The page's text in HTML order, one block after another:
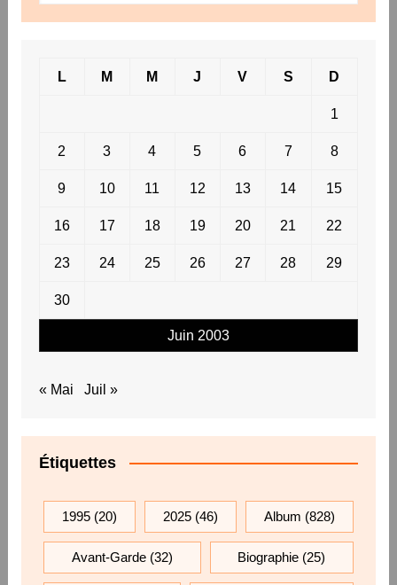
Juin 2003
L M M J V S D
1
2 3 4 5 6 7 8
9 10 11 12 13 14 15
16 17 18 19 20 21 22
23 24 25 26 27 28 29
30
« Mai Juil »
Étiquettes
1995(20) 2025 (46) Album (828)
Avant-Garde(32) Biographie (25)